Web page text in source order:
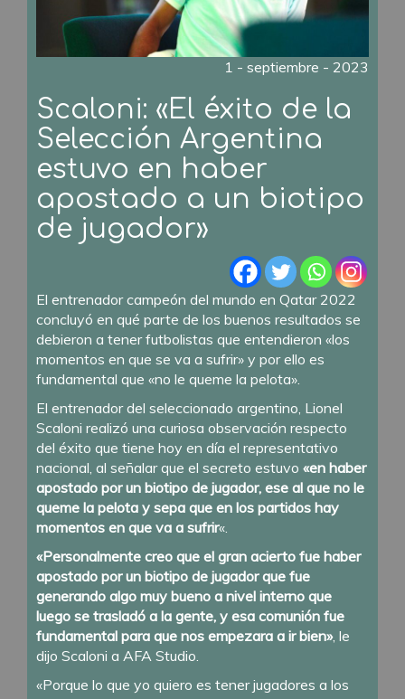
1 - septiembre - 2023
Scaloni: «El éxito de la
Selección Argentina
estuvo en haber
apostado a un biotipo
de jugador»
El entrenador campeón del mundo en Qatar 2022
concluyó en qué parte de los buenos resultados se
debieron a tener futbolistas que entendieron «los
momentos en que se va a sufrir» y por ello es
fundamental que «no le queme la pelota».
El entrenador del seleccionado argentino, Lionel
Scaloni realizó una curiosa observación respecto
del éxito que tiene hoy en día el representativo
nacional, al señalar que el secreto estuvo «en haber
apostado por un biotipo de jugador, ese al que no le
queme la pelota y sepa que en los partidos hay
momentos en que va a sufrir«.
«Personalmente creo que el gran acierto fue haber
apostado por un biotipo de jugador que fue
generando algo muy bueno a nivel interno que
luego se trasladó a la gente, y esa comunión fue
fundamental para que nos empezara a ir bien», le
dijo Scaloni a AFA Studio.
«Porque lo que yo quiero es tener jugadores a los